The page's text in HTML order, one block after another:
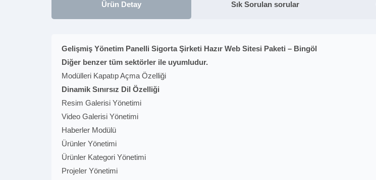
Ürün Detay Sık Sorulan sorular
Gelişmiş Yönetim Panelli Sigorta Şirketi Hazır Web Sitesi Paketi – Bingöl
Diğer benzer tüm sektörler ile uyumludur.
Modülleri Kapatıp Açma Özelliği
Dinamik Sınırsız Dil Özelliği
Resim Galerisi Yönetimi
Video Galerisi Yönetimi
Haberler Modülü
Ürünler Yönetimi
Ürünler Kategori Yönetimi
Projeler Yönetimi